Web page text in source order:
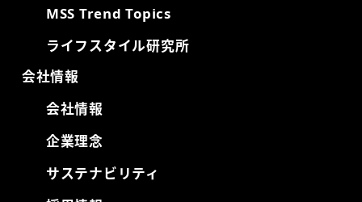
MSS Trend Topics
ライフスタイル研究所
会社情報
会社情報
企業理念
サステナビリティ